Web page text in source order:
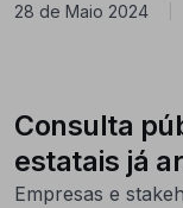
28 de Maio 2024
Consulta
estatais já
Empresas e